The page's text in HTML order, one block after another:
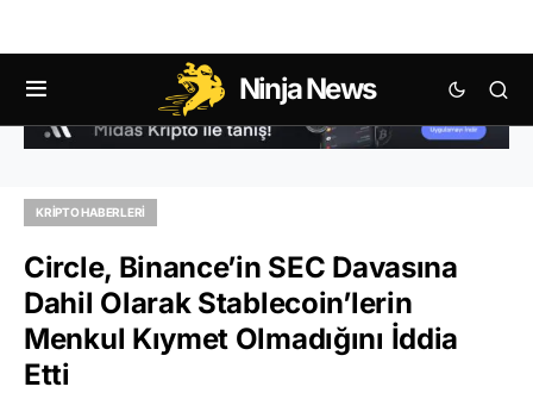
Ninja News
KRIPTO HABERLERI
Circle, Binance’in SEC Davasına
Dahil Olarak Stablecoin’lerin
Menkul Kıymet Olmadığını İddia
Etti